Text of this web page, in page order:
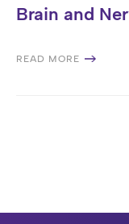
Brain and
READ MORE